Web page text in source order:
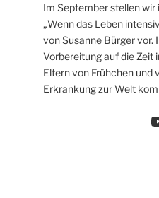
Im September stellen
„Wenn das Leben
von Susanne Bürger vor.
Vorbereitung auf die Zeit
Eltern von Frühchen und
Erkrankung zur Welt